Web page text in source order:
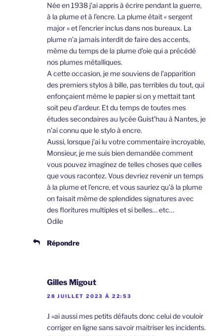
Née en 1938 j’ai appris à écrire pendant la guerre,
à la plume et à l’encre. La plume était « sergent
major » et l’encrier inclus dans nos bureaux. La
plume n’a jamais interdit de faire des accents,
même du temps de la plume d’oie qui a précédé
nos plumes métalliques.
A cette occasion, je me souviens de l’apparition
des premiers stylos à bille, pas terribles du tout, qui
enfonçaient même le papier si on y mettait tant
soit peu d’ardeur. Et du temps de toutes mes
études secondaires au lycée Guist’hau à Nantes, je
n’ai connu que le stylo à encre.
Aussi, lorsque j’ai lu votre commentaire incroyable,
Monsieur, je me suis bien demandée comment
vous pouvez imaginez de telles choses que celles
que vous racontez. Vous devriez revenir un temps
à la plume et l’encre, et vous sauriez qu’à la plume
on faisait même de splendides signatures avec
des floritures multiples et si belles… etc…
Odile
Répondre
Gilles Migout
28 JUILLET 2023 À 22:53
J »ai aussi mes petits défauts donc celui de vouloir
corriger en ligne sans savoir maitriser les incidents.